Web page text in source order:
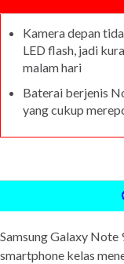
Kamera depan
LED flash, jadi
malam hari
Baterai berjenis
yang cukup
Samsung Galaxy Note
smartphone kelas